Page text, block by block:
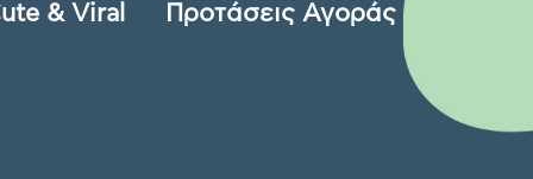
& Viral Προτάσεις Αγοράς